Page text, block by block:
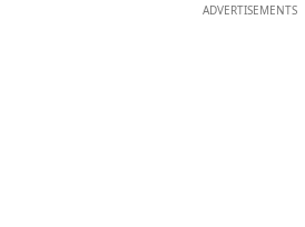
ADVERTISEMENTS